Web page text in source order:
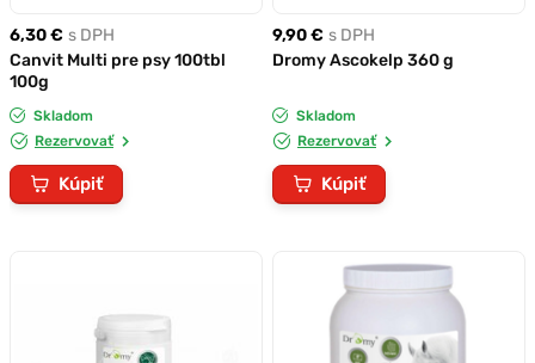
6,30 € s DPH
Canvit Multi pre psy 100tbl
100g
Skladom
Rezervovať
Kúpiť
9,90 € s DPH
Dromy Ascokelp 360 g
Skladom
Rezervovať
Kúpiť